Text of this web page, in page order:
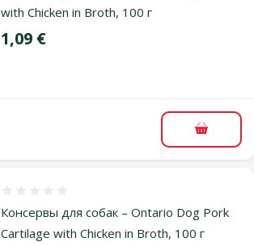
with Chicken in Broth, 100 г
Цена
1,09 €
В
Консервы для собак – Ontario Dog Pork
Cartilage with Chicken in Broth, 100 г